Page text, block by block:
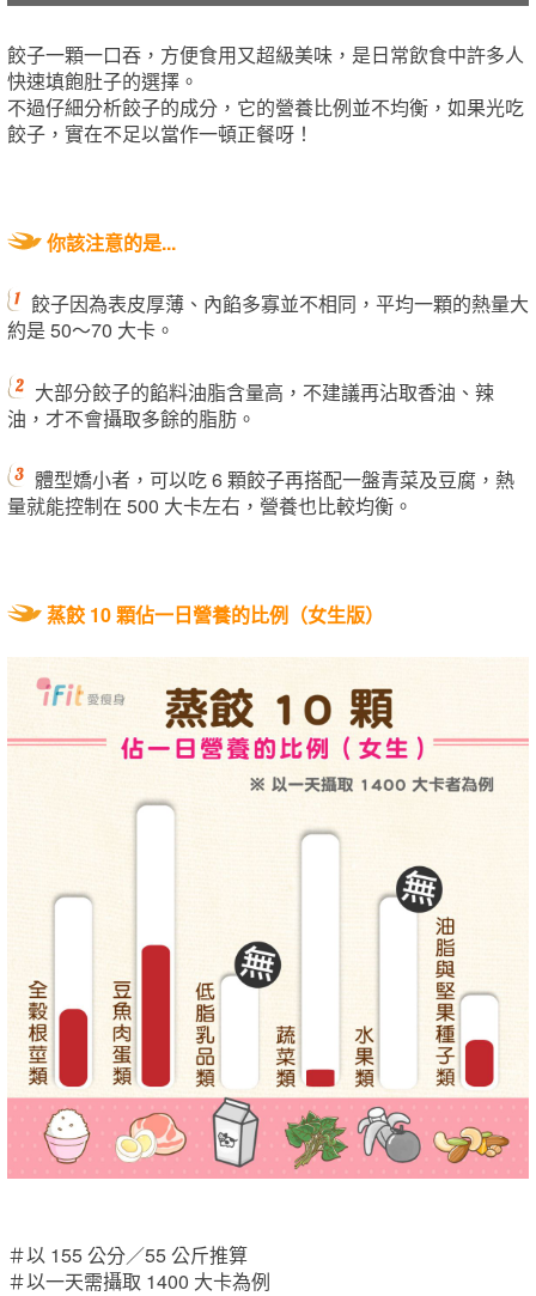
餃子一顆一口吞，方便食用又超級美味，是日常飲食中許多人
快速填飽肚子的選擇。
不過仔細分析餃子的成分，它的營養比例並不均衡，如果光吃
餃子，實在不足以當作一頓正餐呀！
你該注意的是...
餃子因為表皮厚薄、內餡多寡並不相同，平均一顆的熱量大
約是 50～70 大卡。
大部分餃子的餡料油脂含量高，不建議再沾取香油、辣
油，才不會攝取多餘的脂肪。
體型嬌小者，可以吃 6 顆餃子再搭配一盤青菜及豆腐，熱
量就能控制在 500 大卡左右，營養也比較均衡。
蒸餃 10 顆佔一日營養的比例（女生版）
＃以 155 公分／55 公斤推算
＃以一天需攝取 1400 大卡為例